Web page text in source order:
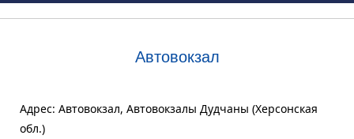
Автовокзал
Адрес: Автовокзал, Автовокзалы Дудчаны (Херсонская
обл.)